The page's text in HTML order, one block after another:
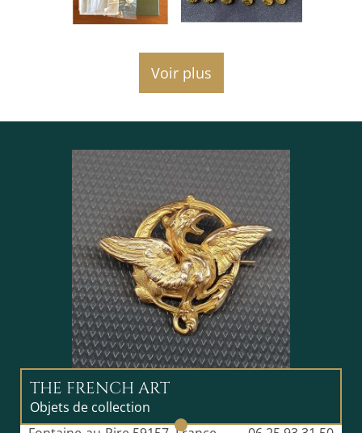
Voir plus
THE FRENCH ART
Objets de collection